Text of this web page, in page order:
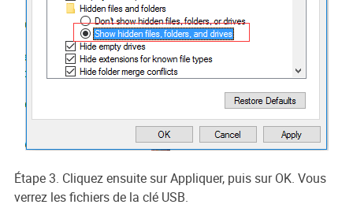
Étape 3. Cliquez ensuite sur Appliquer, puis sur OK. Vous
verrez les fichiers de la clé USB.